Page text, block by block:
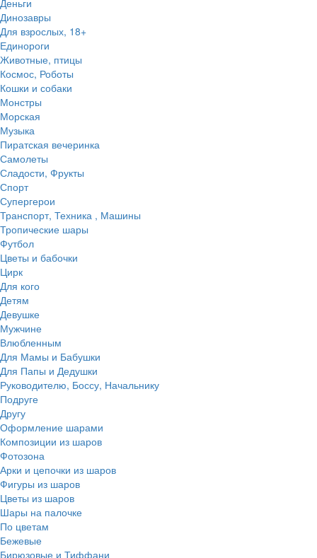
Динозавры
Для взрослых, 18+
Единороги
Животные, птицы
Космос, Роботы
Кошки и собаки
Монстры
Морская
Музыка
Пиратская вечеринка
Самолеты
Сладости, Фрукты
Спорт
Супергерои
Транспорт, Техника , Машины
Тропические шары
Футбол
Цветы и бабочки
Цирк
Для кого
Детям
Девушке
Мужчине
Влюбленным
Для Мамы и Бабушки
Для Папы и Дедушки
Руководителю, Боссу, Начальнику
Подруге
Другу
Оформление шарами
Композиции из шаров
Фотозона
Арки и цепочки из шаров
Фигуры из шаров
Цветы из шаров
Шары на палочке
По цветам
Бежевые
Бирюзовые и Тиффани